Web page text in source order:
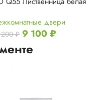
двери
200₽ 9 100₽